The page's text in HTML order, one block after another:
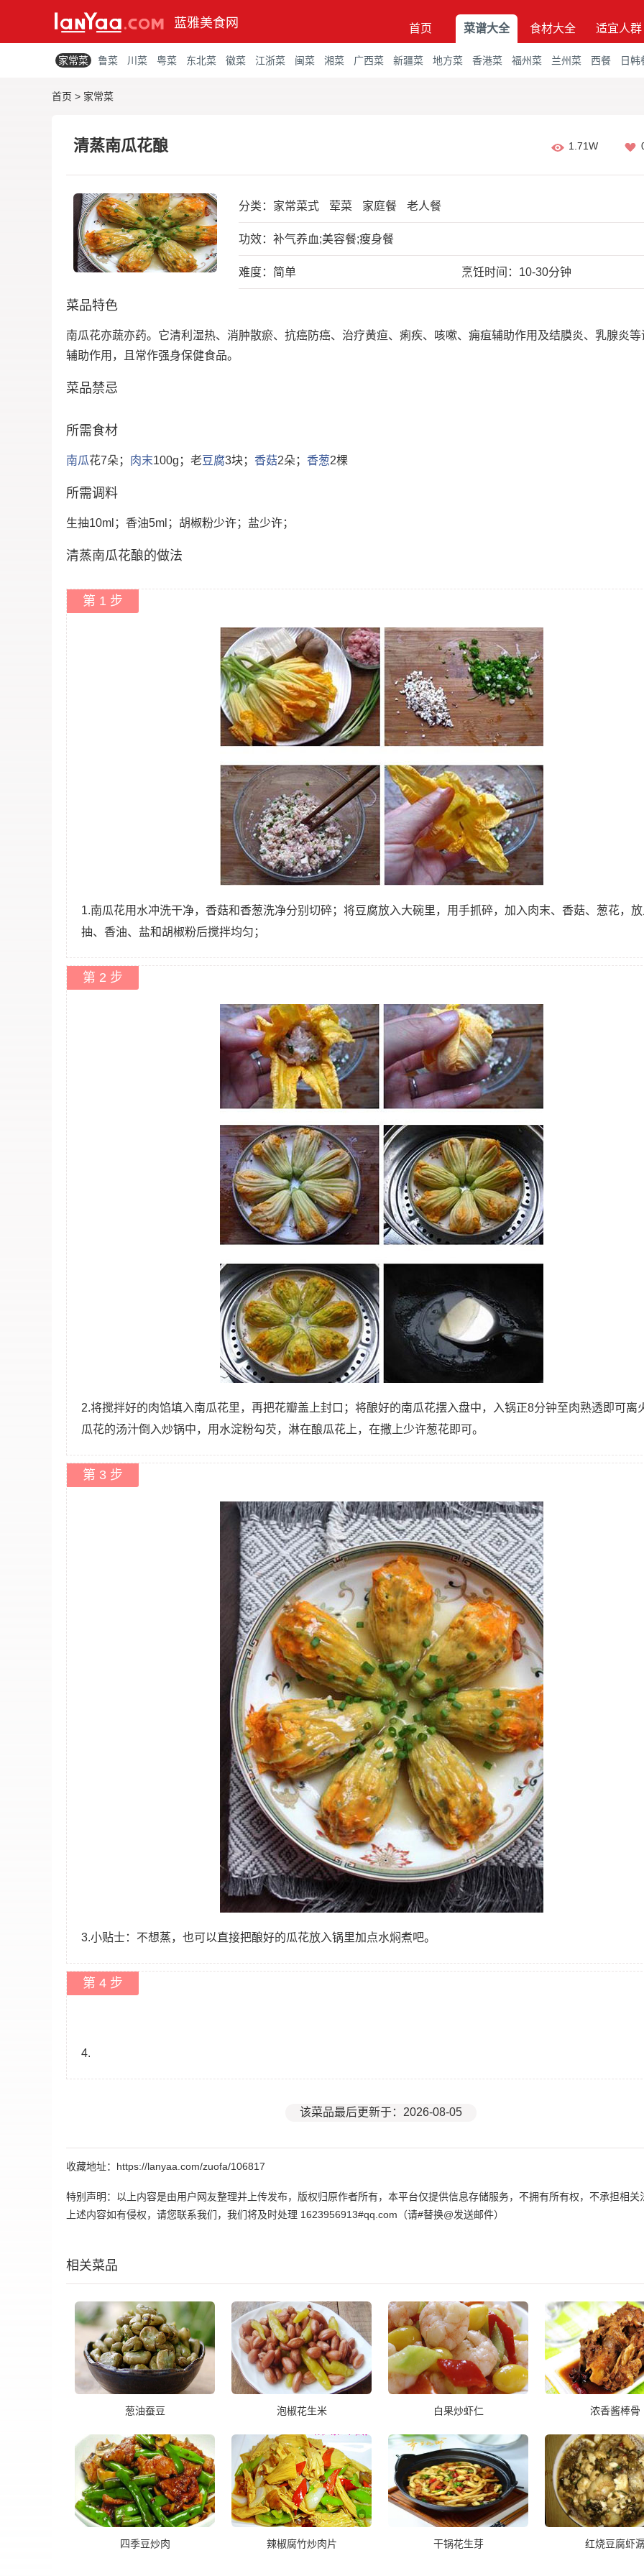
蓝雅美食网 首页 菜谱大全 食材大全 适宜人群
家常菜 鲁菜 川菜 粤菜 东北菜 徽菜 江浙菜 闽菜 湘菜 广西菜 新疆菜 地方菜 香港菜 福州菜 兰州菜 西餐 日韩
首页 > 家常菜
清蒸南瓜花酿 1.71W
分类： 家常菜式 荤菜 家庭餐 老人餐
功效：补气养血;美容餐;瘦身餐
难度：简单 烹饪时间：10-30分钟
菜品特色
南瓜花亦蔬亦药。它清利湿热、消肿散瘀、抗癌防癌、治疗黄疸、痢疾、咳嗽、痈疽辅助作用及结膜炎、乳腺炎
辅助作用，且常作强身保健食品。​
菜品禁忌
所需食材
南瓜花7朵； 肉末100g；老豆腐3块； 香菇2朵； 香葱2棵
所需调料
生抽10ml；香油5ml；胡椒粉少许；盐少许；
清蒸南瓜花酿的做法
第 1 步
1.南瓜花用水冲洗干净，香菇和香葱洗净分别切碎；将豆腐放入大碗里，用手抓碎，加入肉末、香菇、葱花，
抽、香油、盐和胡椒粉后搅拌均匀；
第 2 步
2.将搅拌好的肉馅填入南瓜花里，再把花瓣盖上封口；将酿好的南瓜花摆入盘中，入锅正8分钟至肉熟透即可离
瓜花的汤汁倒入炒锅中，用水淀粉勾芡，淋在酿瓜花上，在撒上少许葱花即可。
第 3 步
3.小贴士：不想蒸，也可以直接把酿好的瓜花放入锅里加点水焖煮吧。
第 4 步
4.
该菜品最后更新于：2026-08-05
收藏地址：https://lanyaa.com/zuofa/106817
特别声明：以上内容是由用户网友整理并上传发布，版权归原作者所有，本平台仅提供信息存储服务，不拥有所有权，不承担相关
上述内容如有侵权，请您联系我们，我们将及时处理 1623956913#qq.com（请#替换@发送邮件）
相关菜品
葱油蚕豆 泡椒花生米 白果炒虾仁 浓香酱棒骨
四季豆炒肉 辣椒腐竹炒肉片 干锅花生芽 红烧豆腐虾